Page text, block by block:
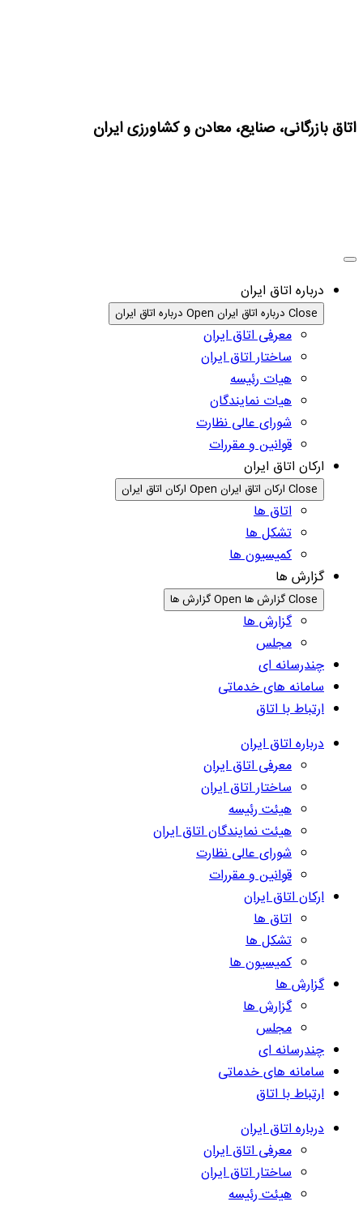
اتاق بازرگانی، صنایع، معادن و کشاورزی ایران
درباره اتاق ایران
Close درباره اتاق ایران Open درباره اتاق ایران
معرفی اتاق ایران
ساختار اتاق ایران
هیات رئیسه
هیات نمایندگان
شورای عالی نظارت
قوانین و مقررات
ارکان اتاق ایران
Close ارکان اتاق ایران Open ارکان اتاق ایران
اتاق ها
تشکل ها
کمیسیون ها
گزارش ها
Close گزارش ها Open گزارش ها
گزارش ها
مجلس
چندرسانه ای
سامانه های خدماتی
ارتباط با اتاق
درباره اتاق ایران
معرفی اتاق ایران
ساختار اتاق ایران
هیئت رئیسه
هیئت نمایندگان اتاق ایران
شورای عالی نظارت
قوانین و مقررات
ارکان اتاق ایران
اتاق ها
تشکل ها
کمیسیون ها
گزارش ها
گزارش ها
مجلس
چندرسانه ای
سامانه های خدماتی
ارتباط با اتاق
درباره اتاق ایران
معرفی اتاق ایران
ساختار اتاق ایران
هیئت رئیسه